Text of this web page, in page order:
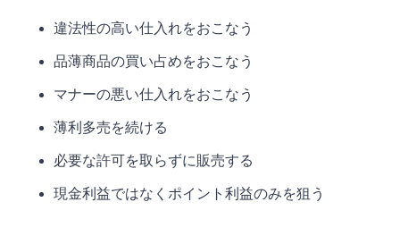
違法性の高い仕入れをおこなう
品薄商品の買い占めをおこなう
マナーの悪い仕入れをおこなう
薄利多売を続ける
必要な許可を取らずに販売する
現金利益ではなくポイント利益のみを狙う